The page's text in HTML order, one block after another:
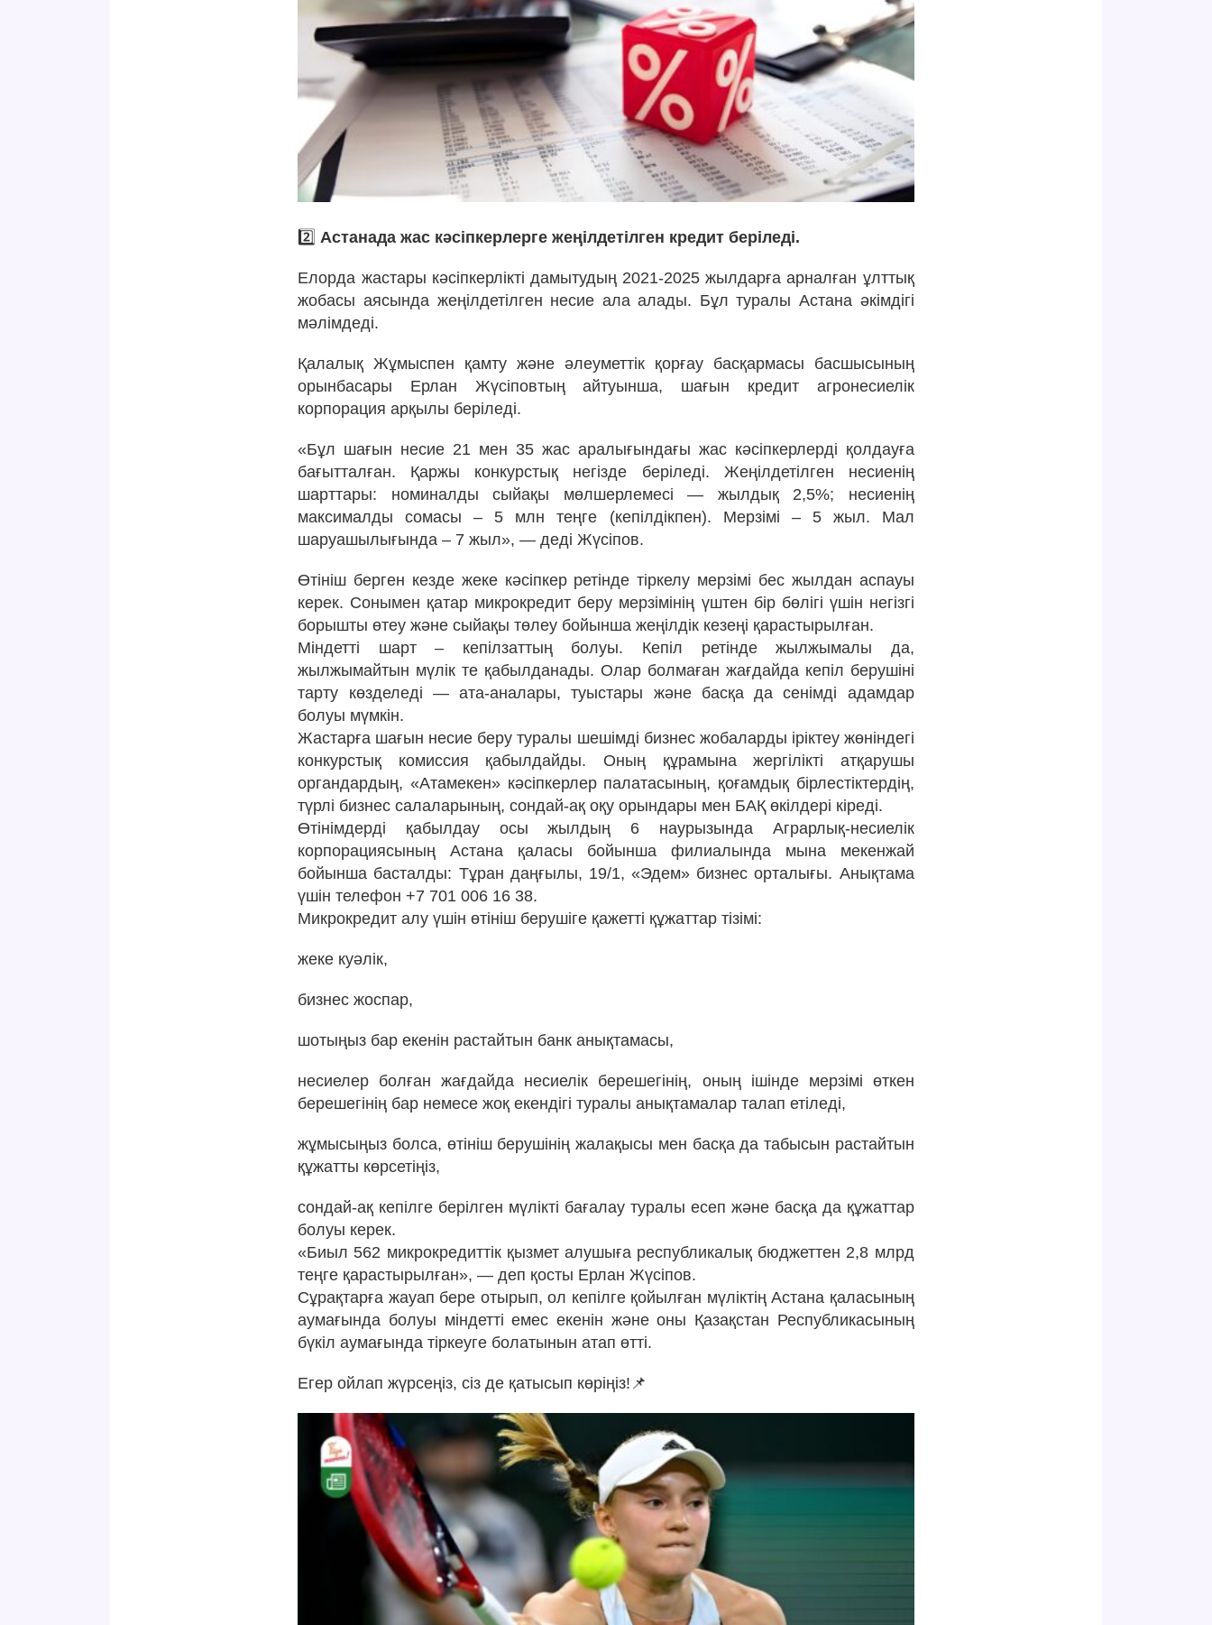
2️⃣Астанада жас кәсіпкерлерге жеңілдетілген кредит беріледі.
Елорда жастары кәсіпкерлікті дамытудың 2021-2025 жылдарға арналған ұлттық
жобасы аясында жеңілдетілген несие ала алады. Бұл туралы Астана әкімдігі
мәлімдеді.
Қалалық Жұмыспен қамту және әлеуметтік қорғау басқармасы басшысының
орынбасары Ерлан Жүсіповтың айтуынша, шағын кредит агронесиелік
корпорация арқылы беріледі.
«Бұл шағын несие 21 мен 35 жас аралығындағы жас кәсіпкерлерді қолдауға
бағытталған. Қаржы конкурстық негізде беріледі. Жеңілдетілген несиенің
шарттары: номиналды сыйақы мөлшерлемесі — жылдық 2,5%; несиенің
максималды сомасы – 5 млн теңге (кепілдікпен). Мерзімі – 5 жыл. Мал
шаруашылығында – 7 жыл», — деді Жүсіпов.
Өтініш берген кезде жеке кәсіпкер ретінде тіркелу мерзімі бес жылдан аспауы
керек. Сонымен қатар микрокредит беру мерзімінің үштен бір бөлігі үшін негізгі
борышты өтеу және сыйақы төлеу бойынша жеңілдік кезеңі қарастырылған.
Міндетті шарт – кепілзаттың болуы. Кепіл ретінде жылжымалы да,
жылжымайтын мүлік те қабылданады. Олар болмаған жағдайда кепіл берушіні
тарту көзделеді — ата-аналары, туыстары және басқа да сенімді адамдар
болуы мүмкін.
Жастарға шағын несие беру туралы шешімді бизнес жобаларды іріктеу жөніндегі
конкурстық комиссия қабылдайды. Оның құрамына жергілікті атқарушы
органдардың, «Атамекен» кәсіпкерлер палатасының, қоғамдық бірлестіктердің,
түрлі бизнес салаларының, сондай-ақ оқу орындары мен БАҚ өкілдері кіреді.
Өтінімдерді қабылдау осы жылдың 6 наурызында Аграрлық-несиелік
корпорациясының Астана қаласы бойынша филиалында мына мекенжай
бойынша басталды: Тұран даңғылы, 19/1, «Эдем» бизнес орталығы. Анықтама
үшін телефон +7 701 006 16 38.
Микрокредит алу үшін өтініш берушіге қажетті құжаттар тізімі:
жеке куәлік,
бизнес жоспар,
шотыңыз бар екенін растайтын банк анықтамасы,
несиелер болған жағдайда несиелік берешегінің, оның ішінде мерзімі өткен
берешегінің бар немесе жоқ екендігі туралы анықтамалар талап етіледі,
жұмысыңыз болса, өтініш берушінің жалақысы мен басқа да табысын растайтын
құжатты көрсетіңіз,
сондай-ақ кепілге берілген мүлікті бағалау туралы есеп және басқа да құжаттар
болуы керек.
«Биыл 562 микрокредиттік қызмет алушыға республикалық бюджеттен 2,8 млрд
теңге қарастырылған», — деп қосты Ерлан Жүсіпов.
Сұрақтарға жауап бере отырып, ол кепілге қойылған мүліктің Астана қаласының
аумағында болуы міндетті емес екенін және оны Қазақстан Республикасының
бүкіл аумағында тіркеуге болатынын атап өтті.
Егер ойлап жүрсеңіз, сіз де қатысып көріңіз!📌